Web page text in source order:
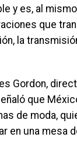
y es, al
que
la
Gordon,
que
de moda,
en una mesa